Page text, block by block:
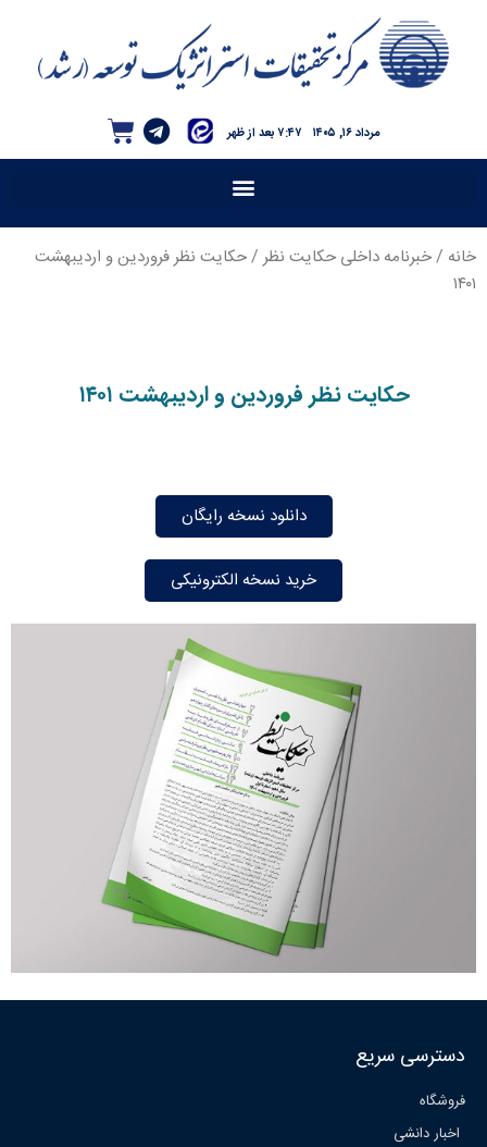
۷:۴۷ بعد از ظهر مرداد ۱۶, ۱۴۰۵
خانه /خبرنامه داخلی حکایت نظر / حکایت نظر فروردین و اردیبهشت
۱۴۰۱
حکایت نظر فروردین و اردیبهشت ۱۴۰۱
دانلود نسخه رایگان
خرید نسخه الکترونیکی
دسترسی سریع
فروشگاه
اخبار دانشی